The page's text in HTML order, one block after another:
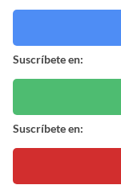
Suscríbete en:
Suscríbete en: